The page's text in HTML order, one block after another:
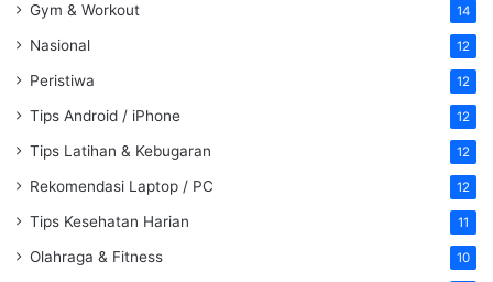
Gym & Workout 14
Nasional 12
Peristiwa 12
Tips Android / iPhone 12
Tips Latihan & Kebugaran 12
Rekomendasi Laptop / PC 12
Tips Kesehatan Harian 11
Olahraga & Fitness 10